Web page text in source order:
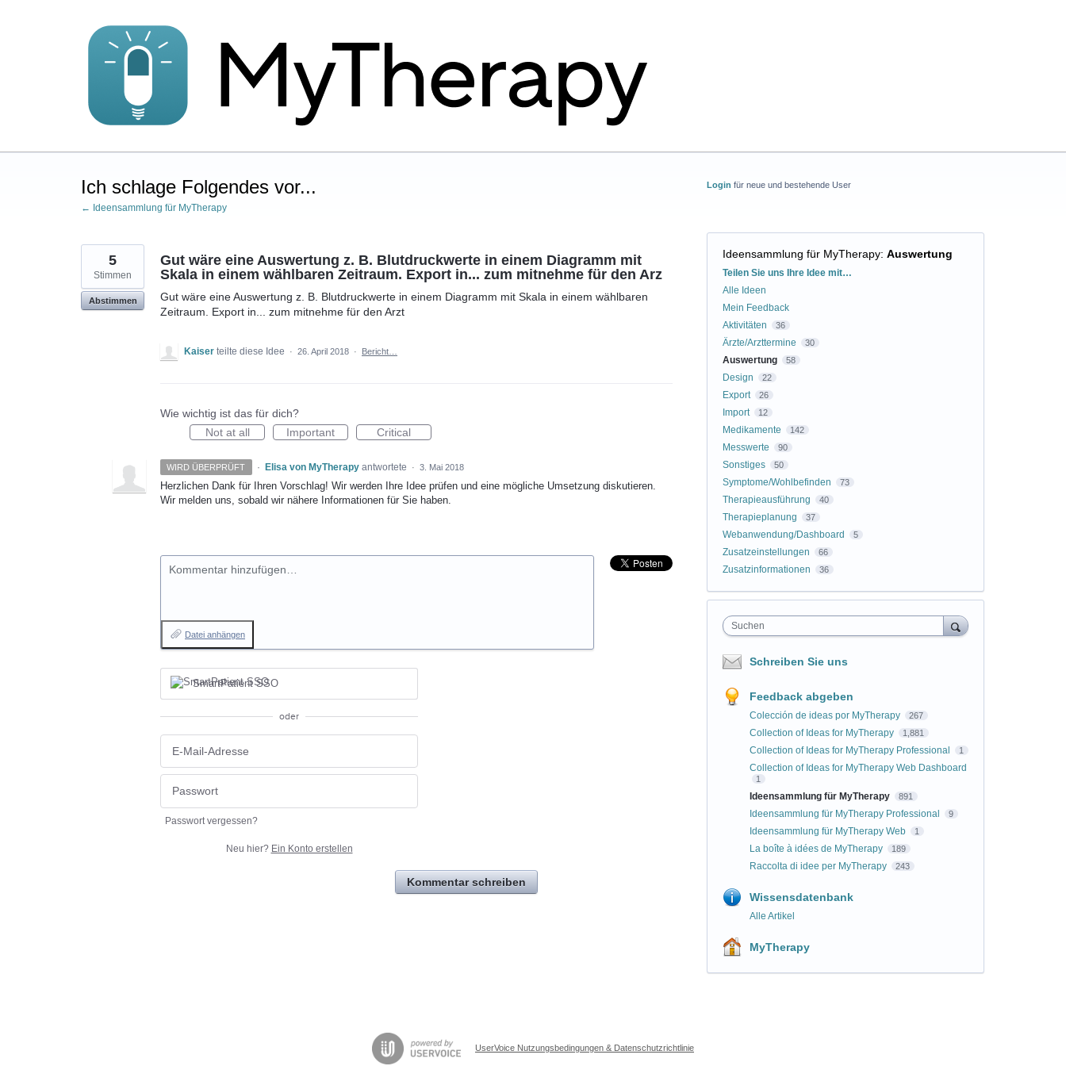
Ich schlage Folgendes vor...
← Ideensammlung für MyTherapy
Gut wäre eine Auswertung z. B. Blutdruckwerte in einem Diagramm mit
Skala in einem wählbaren Zeitraum. Export in... zum mitnehme für den Arz
Gut wäre eine Auswertung z. B. Blutdruckwerte in einem Diagramm mit Skala in einem wählbaren
Zeitraum. Export in... zum mitnehme für den Arzt
5
Stimmen
Abstimmen
Kaiser teilte diese Idee · 26. April 2018 · Bericht…
Wie wichtig ist das für dich?
Not at all
Important Critical
WIRD ÜBERPRÜFT · Elisa von MyTherapy antwortete · 3. Mai 2018
Herzlichen Dank für Ihren Vorschlag! Wir werden Ihre Idee prüfen und eine mögliche Umsetzung diskutieren.
Wir melden uns, sobald wir nähere Informationen für Sie haben.
Kommentar hinzufügen…
Datei anhängen
SmartPatient SSO
oder
Passwort vergessen?
Neu hier? Ein Konto erstellen
Kommentar schreiben
Login für neue und bestehende User
Ideensammlung für MyTherapy: Auswertung
Kategorien
Teilen Sie uns Ihre Idee mit…
Alle Ideen
Mein Feedback
Aktivitäten
36
Ärzte/Arzttermine 30
Auswertung 58
Design 22
Export 26
Import 12
Medikamente 142
Messwerte 90
Sonstiges 50
Symptome/Wohlbefinden 73
Therapieausführung 40
Therapieplanung 37
Webanwendung/Dashboard 5
Zusatzeinstellungen 66
Zusatzinformationen 36
Suchen
Schreiben Sie uns
Feedback abgeben
Colección de ideas por MyTherapy 267
Collection of Ideas for MyTherapy 1,881
Collection of Ideas for MyTherapy Professional 1
Collection of Ideas for MyTherapy Web Dashboard
1
Ideensammlung für MyTherapy 891
Ideensammlung für MyTherapy Professional 9
Ideensammlung für MyTherapy Web 1
La boîte à idées de MyTherapy 189
Raccolta di idee per MyTherapy 243
Wissensdatenbank
Alle Artikel
MyTherapy
UserVoice Nutzungsbedingungen & Datenschutzrichtlinie